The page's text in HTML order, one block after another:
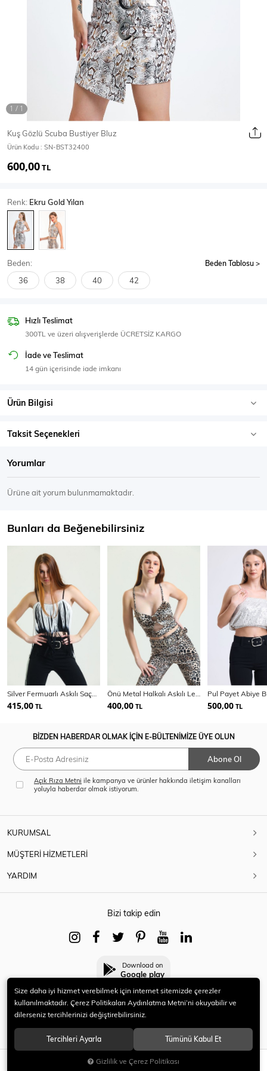
Mont & Kaban Yağmurluk
T-Shirt
Body
SPOR GİYİM
Eşofman Üstü
Kuş Gözlü Scuba Bustiyer Bluz
Ürün Kodu : SN-BST32400
600,00TL
Renk: Ekru Gold Yılan
Beden: Beden Tablosu
36 38 40 42
SEPETE EKLE
Hızlı Teslimat
300TL ve üzeri alışverişlerde ÜCRETSİZ KARGO
İade ve Teslimat
14 gün içerisinde iade imkanı
Ürün Bilgisi
Taksit Seçenekleri
Yorumlar
Ürüne ait yorum bulunmamaktadır.
Bunları da Beğenebilirsiniz
415,00 TL 400,00 TL 500,00 TL
BİZDEN HABERDAR OLMAK İÇİN E-BÜLTENİMİZE ÜYE OLUN
Abone Ol
Açık Rıza Metni ile kampanya ve ürünler hakkında iletişim kanalları
yoluyla haberdar olmak istiyorum.
KURUMSAL
MÜŞTERİ HİZMETLERİ
YARDIM
Bizi takip edin
Download on
Google play
© 2021 HERYENİ. Tüm hakları saklıdır.
Size daha iyi hizmet verebilmek için internet sitemizde çerezler
kullanılmaktadır. Çerez Politikaları Aydınlatma Metni’ni okuyabilir ve
dilerseniz tercihlerinizi değiştirebilirsiniz.
Tercihleri Ayarla Tümünü Kabul Et
Gizlilik ve Çerez Politikası